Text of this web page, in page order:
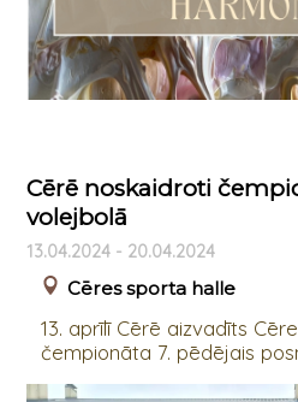
Cērē noskaidroti
volejbolā
13.04.2024 - 20.04.2024
Cēres sporta halle
13. aprīlī Cērē aizvadīts
čempionāta 7. pēdējais